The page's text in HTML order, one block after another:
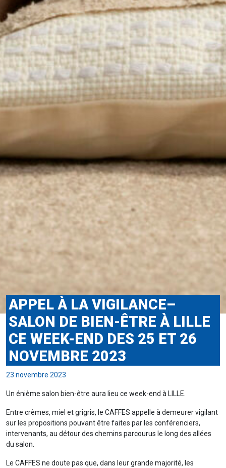
APPEL À LA VIGILANCE–
SALON DE BIEN-ÊTRE À LILLE
CE WEEK-END DES 25 ET 26
NOVEMBRE 2023
23 novembre 2023
Un énième salon bien-être aura lieu ce week-end à LILLE.
Entre crèmes, miel et grigris, le CAFFES appelle à demeurer vigilant
sur les propositions pouvant être faites par les conférenciers,
intervenants, au détour des chemins parcourus le long des allées
du salon.
Le CAFFES ne doute pas que, dans leur grande majorité, les